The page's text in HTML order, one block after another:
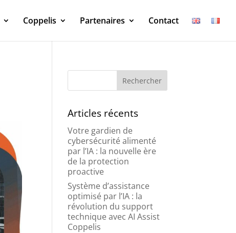
Coppelis Partenaires Contact
Articles récents
Votre gardien de
cybersécurité alimenté
par l’IA : la nouvelle ère
de la protection
proactive
Système d’assistance
optimisé par l’IA : la
révolution du support
technique avec AI Assist
Coppelis